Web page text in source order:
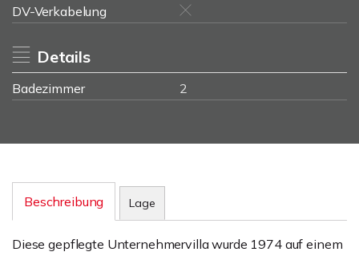
DV-Verkabelung
Details
Badezimmer 2
Beschreibung Lage
Diese gepflegte Unternehmervilla wurde 1974 auf einem